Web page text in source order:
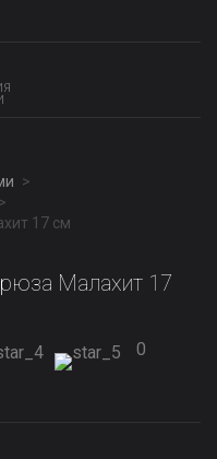
17 см
Малахит 17
0